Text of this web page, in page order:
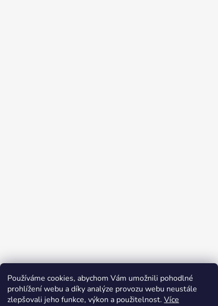
Používáme cookies, abychom Vám umožnili pohodlné
prohlížení webu a díky analýze provozu webu neustále
zlepšovali jeho funkce, výkon a použitelnost. Více
Přijímáme online platby